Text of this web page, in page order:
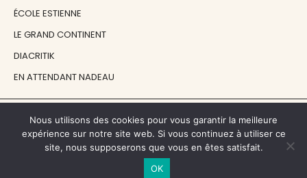
ÉCOLE ESTIENNE
LE GRAND CONTINENT
DIACRITIK
EN ATTENDANT NADEAU
NOS SOUTIENS
CENTRE NATIONAL DU LIVRE
Nous utilisons des cookies pour vous garantir la meilleure
expérience sur notre site web. Si vous continuez à utiliser ce
site, nous supposerons que vous en êtes satisfait.
OK